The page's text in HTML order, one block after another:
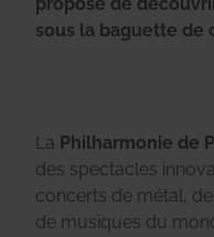
sous la baguette de
La Philharmonie de
des spectacles
concerts de métal,
de musiques du